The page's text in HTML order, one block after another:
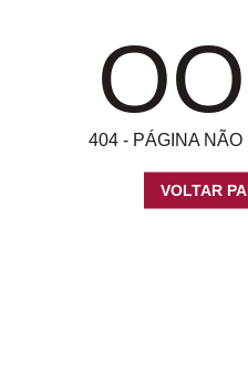
404 - PÁGINA
VOLTAR